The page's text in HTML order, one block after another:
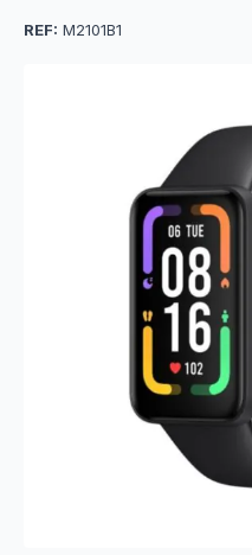
REF: M2101B1